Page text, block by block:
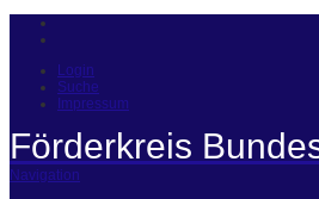
Login
Suche
Impressum
Förderkreis
Navigation